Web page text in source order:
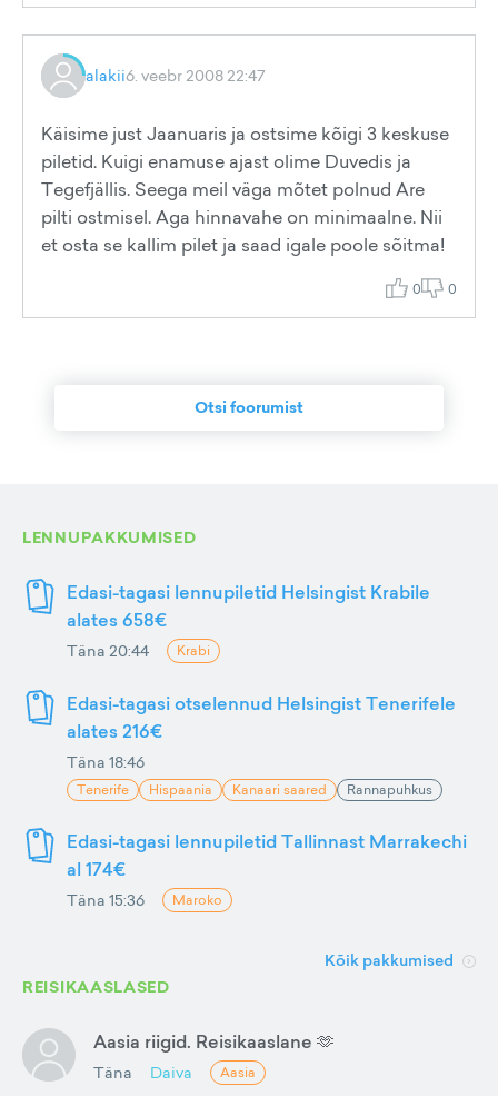
alakii6. veebr 2008 22:47
Käisime just Jaanuaris ja ostsime kõigi 3 keskuse
piletid. Kuigi enamuse ajast olime Duvedis ja
Tegefjällis. Seega meil väga mõtet polnud Are
pilti ostmisel. Aga hinnavahe on minimaalne. Nii
et osta se kallim pilet ja saad igale poole sõitma!
0 0
Otsi foorumist
LENNUPAKKUMISED
Edasi-tagasi lennupiletid Helsingist Krabile
alates 658€
Täna 20:44 Krabi
Edasi-tagasi otselennud Helsingist Tenerifele
alates 216€
Täna 18:46
Tenerife Hispaania Kanaari saared Rannapuhkus
Edasi-tagasi lennupiletid Tallinnast Marrakechi
al 174€
Täna 15:36 Maroko
Kõik pakkumised
REISIKAASLASED
Aasia riigid. Reisikaaslane 🫶
Täna Daiva Aasia